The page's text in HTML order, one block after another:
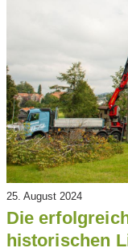
25. August 2024
Die
historischen